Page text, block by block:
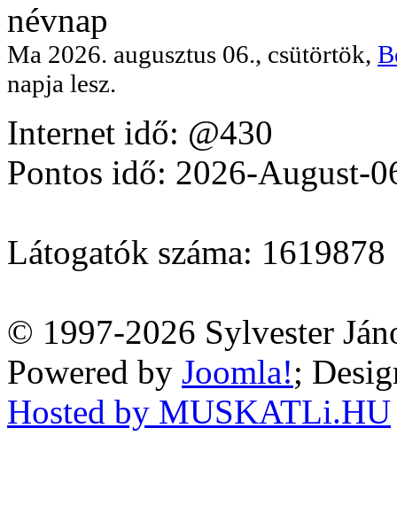
névnap
Ma 2026. augusztus 06., csütörtök,
napja lesz.
Internet idő: @430
Pontos idő: 2026-August-
Látogatók száma: 1619878
© 1997-2026 Sylvester
Powered by Joomla!;
Hosted by MUSKATLi.HU